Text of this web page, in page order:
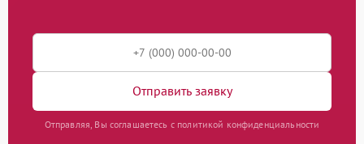
Отправить заявку
Отправляя, Вы соглашаетесь с политикой конфиденциальности